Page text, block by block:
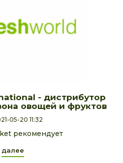
- дистрибутор
овощей и фруктов
05-20 11:32
рекомендует
далее